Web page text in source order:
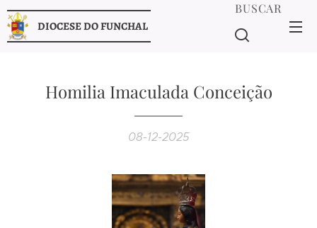
DIOCESE DO FUNCHAL
BUSCAR
Homilia Imaculada Conceição
08-12-2025